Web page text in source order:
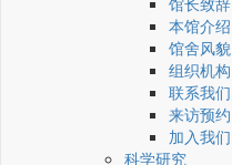
本馆介绍
馆舍风貌
组织机构
联系我们
来访预约
加入我们
科学研究